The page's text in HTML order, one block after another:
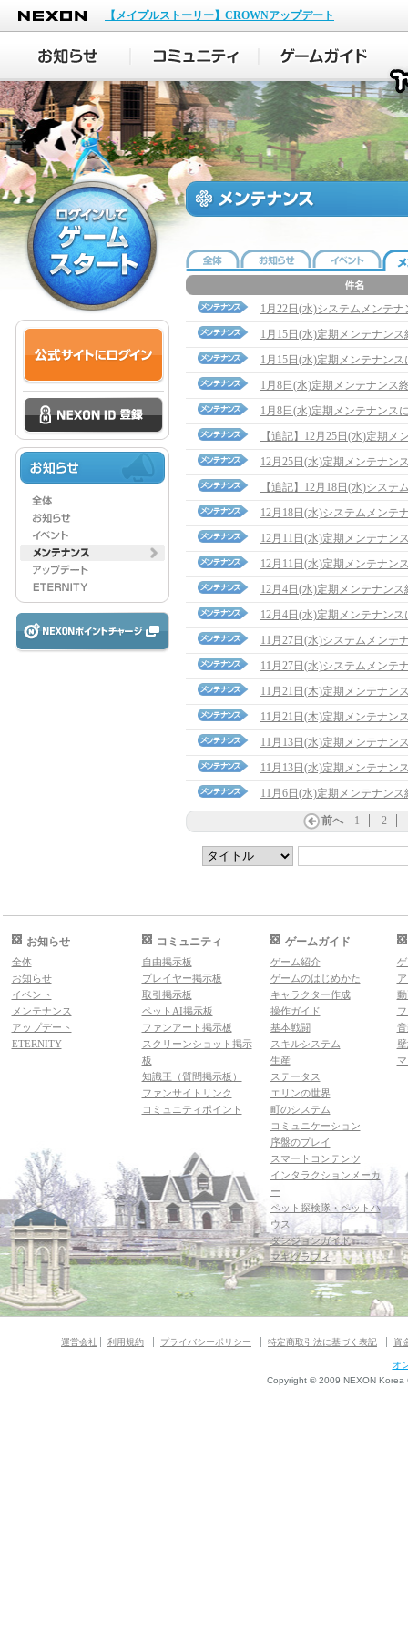
NEXON
【メイプルストーリー】CROWNアップデート
1月22日(水)システムメンテ
1月15日(水)定期メンテナン
1月15日(水)定期メンテナンス
1月8日(水)定期メンテナンス
1月8日(水)定期メンテナンス
【追記】12月25日(水)定期メ
12月25日(水)定期メンテナン
【追記】12月18日(水)システ
12月18日(水)システムメンテ
12月11日(水)定期メンテナン
12月11日(水)定期メンテナン
12月4日(水)定期メンテナン
12月4日(水)定期メンテナンス
11月27日(水)システムメンテ
11月27日(水)システムメンテ
11月21日(木)定期メンテナン
11月21日(木)定期メンテナン
11月13日(水)定期メンテナン
11月13日(水)定期メンテナン
11月6日(水)定期メンテナン
前へ 1 2
お知らせ
全体
お知らせ
イベント
メンテナンス
アップデート
ETERNITY
コミュニティ
自由掲示板
プレイヤー掲示板
取引掲示板
ペットAI掲示板
ファンアート掲示板
スクリーンショット掲示
板
知識王（質問掲示板）
ファンサイトリンク
コミュニティポイント
ゲームガイド
ゲーム紹介
ゲームのはじめかた
キャラクター作成
操作ガイド
基本戦闘
スキルシステム
生産
ステータス
エリンの世界
町のシステム
コミュニケーション
序盤のプレイ
スマートコンテンツ
インタラクションメーカ
ー
ペット探検隊・ペットハ
ウス
ダンジョンガイド
マギグラフィ
運営会社 利用規約 プライバシーポリシー 特定商取引法に基づく表記 資
オ
Copyright © 2009 NEXON Korea